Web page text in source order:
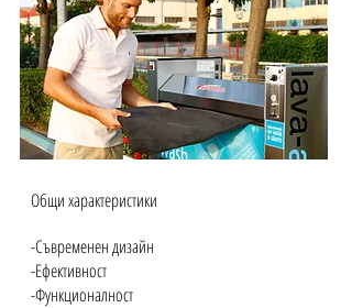
Общи характеристики
-Съвременен дизайн
-Ефективност
-Функционалност